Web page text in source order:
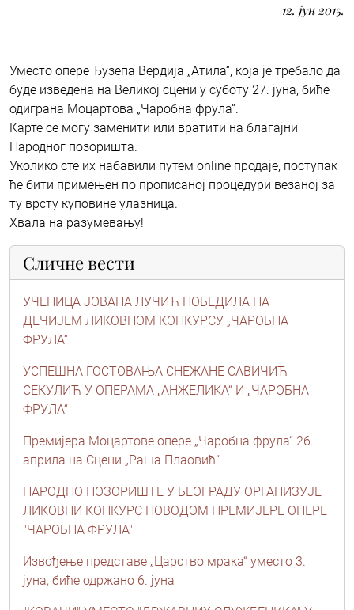
12. јун 2015.
Уместо опере Ђузепа Вердија „Атила“, која је требало да
буде изведена на Великој сцени у суботу 27. јуна, биће
одиграна Моцартова „Чаробна фрула“.
Карте се могу заменити или вратити на благајни
Народног позоришта.
Уколико сте их набавили путем online продаје, поступак
ће бити примењен по прописаној процедури везаној за
ту врсту куповине улазница.
Хвала на разумевању!
Сличне вести
УЧЕНИЦА ЈОВАНА ЛУЧИЋ ПОБЕДИЛА НА
ДЕЧИЈЕМ ЛИКОВНОМ КОНКУРСУ „ЧАРОБНА
ФРУЛА“
УСПЕШНА ГОСТОВАЊА СНЕЖАНЕ САВИЧИЋ
СЕКУЛИЋ У ОПЕРАМА „АНЖЕЛИКА“ И „ЧАРОБНА
ФРУЛА“
Премијера Моцартове опере „Чаробна фрула“ 26.
априла на Сцени „Раша Плаовић“
НАРОДНО ПОЗОРИШТЕ У БЕОГРАДУ ОРГАНИЗУЈЕ
ЛИКОВНИ КОНКУРС ПОВОДОМ ПРЕМИЈЕРЕ ОПЕРЕ
"ЧАРОБНА ФРУЛА"
Извођење представе „Царство мрака“ уместо 3.
јуна, биће одржано 6. јуна